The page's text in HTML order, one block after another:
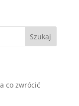
Szukaj
co zwrócić